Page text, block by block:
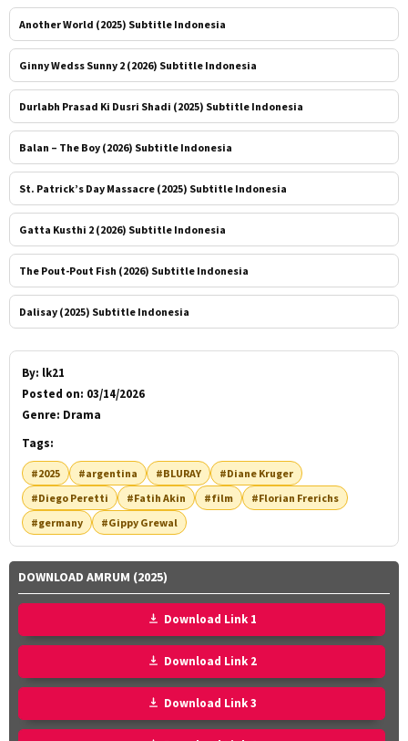
Another World (2025) Subtitle Indonesia
Ginny Wedss Sunny 2 (2026) Subtitle Indonesia
Durlabh Prasad Ki Dusri Shadi (2025) Subtitle Indonesia
Balan – The Boy (2026) Subtitle Indonesia
St. Patrick’s Day Massacre (2025) Subtitle Indonesia
Gatta Kusthi 2 (2026) Subtitle Indonesia
The Pout-Pout Fish (2026) Subtitle Indonesia
Dalisay (2025) Subtitle Indonesia
By: lk21
Posted on: 03/14/2026
Genre: Drama
Tags:
#2025 #argentina #BLURAY
#Diane Kruger
#Diego Peretti
#Fatih Akin #film
#Florian Frerichs
#germany
#Gippy Grewal
DOWNLOAD AMRUM (2025)
Download Link 1
Download Link 2
Download Link 3